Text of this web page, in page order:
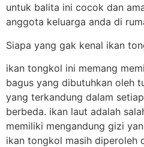
untuk balita ini cocok dan
anggota keluarga anda di
Siapa yang gak kenal ikan
ikan tongkol ini memang
bagus yang dibutuhkan oleh
yang terkandung dalam
berbeda. ikan laut adalah
memiliki mengandung gizi
ikan tongkol masih diperoleh